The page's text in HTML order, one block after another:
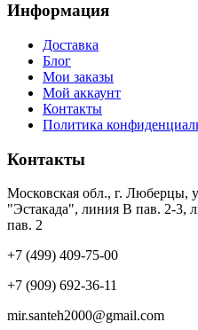
Информация
Доставка
Блог
Мои заказы
Мой аккаунт
Контакты
Политика
Контакты
Московская обл., г. Люберцы,
"Эстакада", линия В пав. 2-3,
пав. 2
+7 (499) 409-75-00
+7 (909) 692-36-11
mir.santeh2000@gmail.com